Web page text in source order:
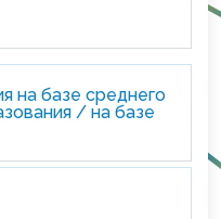
на базе среднего
/ на базе